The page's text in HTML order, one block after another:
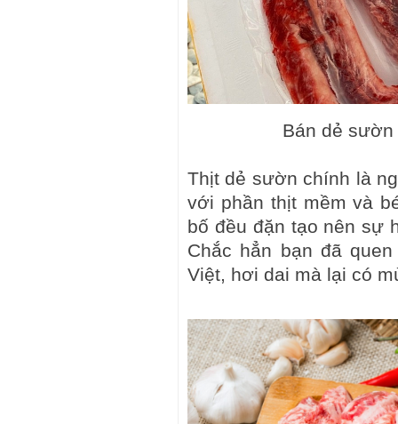
Bán dẻ sườn
Thịt dẻ sườn chính là
với phần thịt mềm và
bố đều đặn tạo nên sự
Chắc hẳn bạn đã
Việt, hơi dai mà lại có